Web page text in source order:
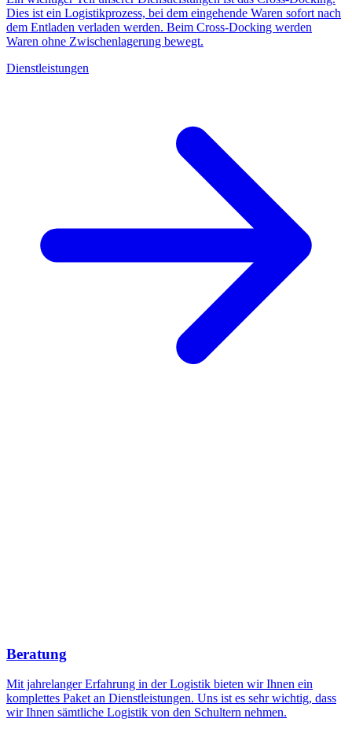
Dies ist ein Logistikprozess, bei dem eingehende Waren sofort nach
dem Entladen verladen werden. Beim Cross-Docking werden
Waren ohne Zwischenlagerung bewegt.
Dienstleistungen
Beratung
Mit jahrelanger Erfahrung in der Logistik bieten wir Ihnen ein
komplettes Paket an Dienstleistungen. Uns ist es sehr wichtig, dass
wir Ihnen sämtliche Logistik von den Schultern nehmen.